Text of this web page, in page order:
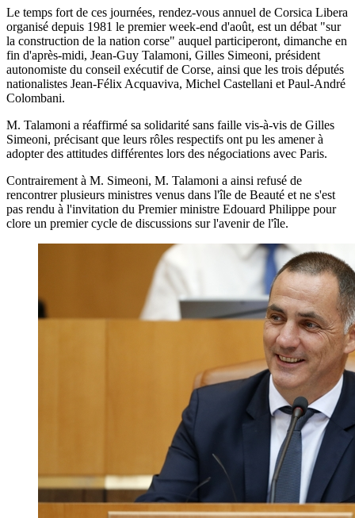
Le temps fort de ces journées, rendez-vous annuel de Corsica Libera
organisé depuis 1981 le premier week-end d'août, est un débat "sur
la construction de la nation corse" auquel participeront, dimanche en
fin d'après-midi, Jean-Guy Talamoni, Gilles Simeoni, président
autonomiste du conseil exécutif de Corse, ainsi que les trois députés
nationalistes Jean-Félix Acquaviva, Michel Castellani et Paul-André
Colombani.
M. Talamoni a réaffirmé sa solidarité sans faille vis-à-vis de Gilles
Simeoni, précisant que leurs rôles respectifs ont pu les amener à
adopter des attitudes différentes lors des négociations avec Paris.
Contrairement à M. Simeoni, M. Talamoni a ainsi refusé de
rencontrer plusieurs ministres venus dans l'île de Beauté et ne s'est
pas rendu à l'invitation du Premier ministre Edouard Philippe pour
clore un premier cycle de discussions sur l'avenir de l'île.